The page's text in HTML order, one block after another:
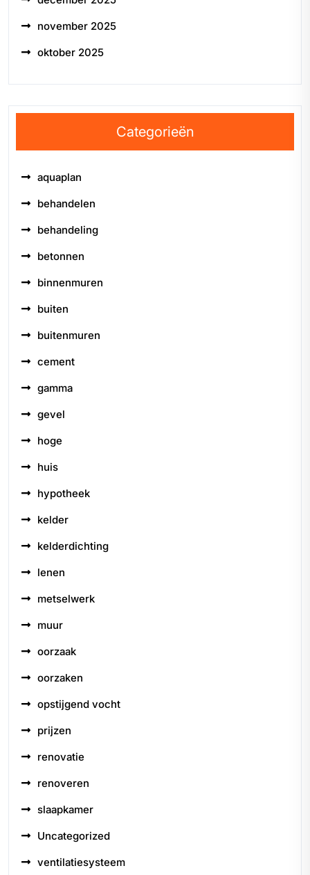
november 2025
oktober 2025
Categorieën
aquaplan
behandelen
behandeling
betonnen
binnenmuren
buiten
buitenmuren
cement
gamma
gevel
hoge
huis
hypotheek
kelder
kelderdichting
lenen
metselwerk
muur
oorzaak
oorzaken
opstijgend vocht
prijzen
renovatie
renoveren
slaapkamer
Uncategorized
ventilatiesysteem